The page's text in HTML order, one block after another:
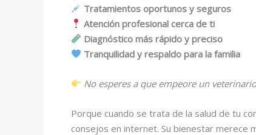
Tratamientos oportunos y seguros
Atención profesional cerca de ti
Diagnóstico más rápido y preciso
Tranquilidad y respaldo para la familia
No esperes a que empeore un
Porque cuando se trata de la salud de tu
consejos en internet. Su bienestar merece